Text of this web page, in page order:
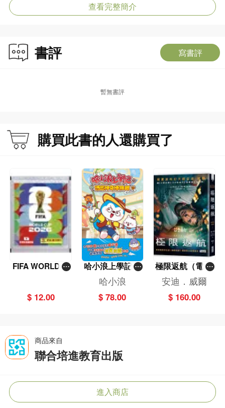
查看完整簡介
書評 寫書評
暫無書評
購買此書的人還購買了
FIFA WORLD C
包）
$ 12.00
哈小浪上學記(1
3)——逃出神奇
博物館
哈小浪
$ 78.00
極限返航（電影
書衣典藏版）
（獨家收錄作者
訪談）
安迪．威爾
$ 160.00
商品來自
聯合培進教育出版
進入商店